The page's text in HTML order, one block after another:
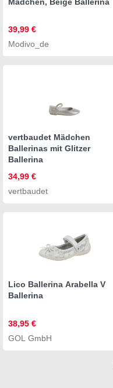
39,99 €
Modivo_de
vertbaudet Mädchen
Ballerinas mit Glitzer
Ballerina
34,99 €
vertbaudet
Lico Ballerina Arabella V
Ballerina
38,95 €
GOL GmbH